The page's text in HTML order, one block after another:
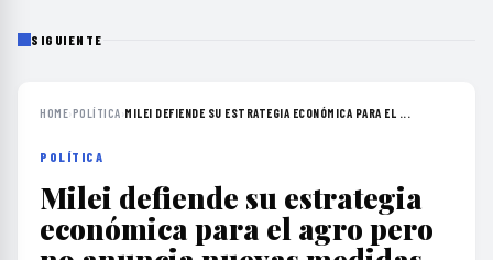
SIGUIENTE
HOME›POLÍTICA›MILEI DEFIENDE SU ESTRATEGIA ECONÓMICA PARA EL ...
POLÍTICA
Milei defiende su estrategia
económica para el agro pero